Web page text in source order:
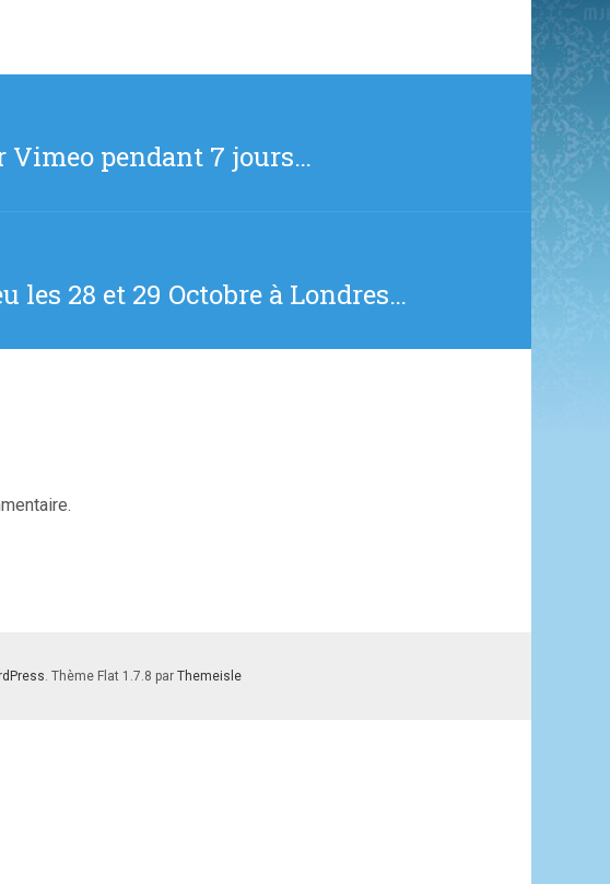
Vimeo pendant 7 jours…
les 28 et 29 Octobre à Londres…
. Thème Flat 1.7.8 par Themeisle